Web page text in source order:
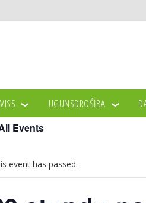
UGUNSDROŠĪBA
Events
event has passed.